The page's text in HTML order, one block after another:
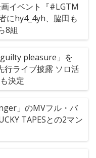
画イベント『#LGTM
にhy4_4yh、脇田も
8組
pleasure」を
行ライブ披露 ソロ活
決定
」のMVフル・バ
TAPESとの2マン